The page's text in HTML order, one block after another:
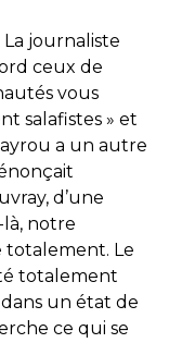
La journaliste
ceux de
vous
salafistes » et
a un autre
d’une
là, notre
totalement. Le
totalement
un état de
ce qui se